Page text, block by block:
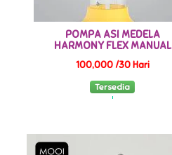
POMPA ASI MEDELA
HARMONY FLEX MANUAL
100,000 /30 Hari
Tersedia